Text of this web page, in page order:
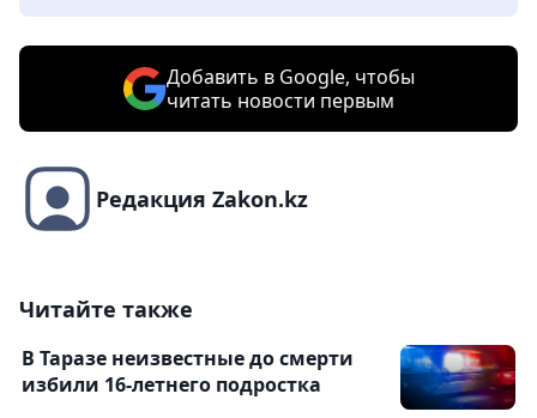
Добавить в Google, чтобы
читать новости первым
Редакция Zakon.kz
Читайте также
В Таразе неизвестные до смерти
избили 16-летнего подростка